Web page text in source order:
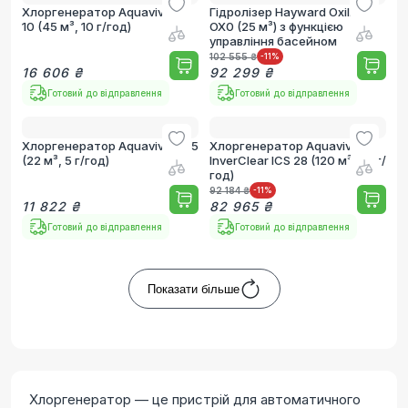
Хлоргенератор Aquaviva SR
10 (45 м³, 10 г/год)
16 606 ₴
Готовий до відправлення
Гідролізер Hayward Oxilife
OX0 (25 м³) з функцією
управління басейном
102 555 ₴ -11 %
92 299 ₴
Готовий до відправлення
Хлоргенератор Aquaviva SR 5
(22 м³, 5 г/год)
11 822 ₴
Готовий до відправлення
Хлоргенератор Aquaviva
InverClear ICS 28 (120 м³, 28 г/
год)
92 184 ₴ -11 %
82 965 ₴
Готовий до відправлення
Показати більше
Хлоргенератор — це пристрій для автоматичного